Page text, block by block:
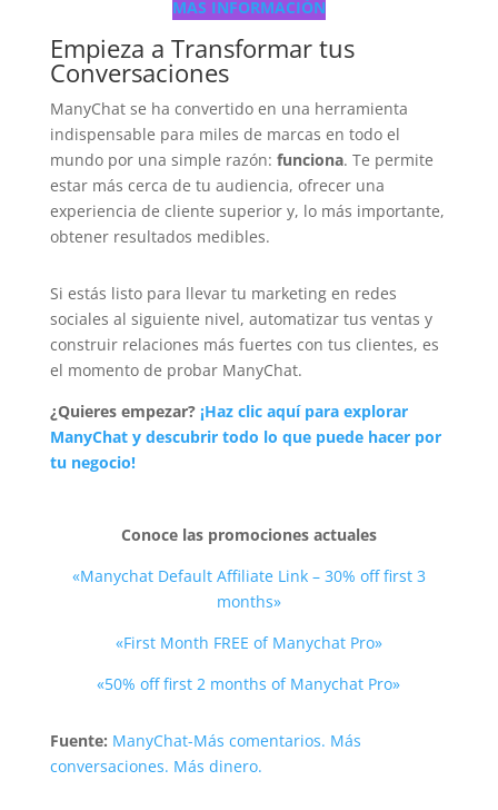
MAS INFORMACIÓN
Empieza a Transformar tus
Conversaciones
ManyChat se ha convertido en una herramienta
indispensable para miles de marcas en todo el
mundo por una simple razón: funciona. Te permite
estar más cerca de tu audiencia, ofrecer una
experiencia de cliente superior y, lo más importante,
obtener resultados medibles.
Si estás listo para llevar tu marketing en redes
sociales al siguiente nivel, automatizar tus ventas y
construir relaciones más fuertes con tus clientes, es
el momento de probar ManyChat.
¿Quieres empezar? ¡Haz clic aquí para explorar
ManyChat y descubrir todo lo que puede hacer por
tu negocio!
Conoce las promociones actuales
«Manychat Default Affiliate Link – 30% off first 3
months»
«First Month FREE of Manychat Pro»
«50% off first 2 months of Manychat Pro»
Fuente: ManyChat-Más comentarios. Más
conversaciones. Más dinero.